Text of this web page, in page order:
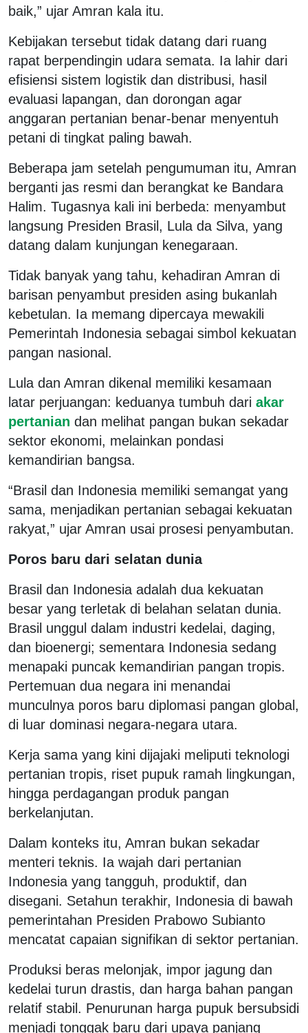
baik,” ujar Amran kala itu.
Kebijakan tersebut tidak datang dari ruang
rapat berpendingin udara semata. Ia lahir dari
efisiensi sistem logistik dan distribusi, hasil
evaluasi lapangan, dan dorongan agar
anggaran pertanian benar-benar menyentuh
petani di tingkat paling bawah.
Beberapa jam setelah pengumuman itu, Amran
berganti jas resmi dan berangkat ke Bandara
Halim. Tugasnya kali ini berbeda: menyambut
langsung Presiden Brasil, Lula da Silva, yang
datang dalam kunjungan kenegaraan.
Tidak banyak yang tahu, kehadiran Amran di
barisan penyambut presiden asing bukanlah
kebetulan. Ia memang dipercaya mewakili
Pemerintah Indonesia sebagai simbol kekuatan
pangan nasional.
Lula dan Amran dikenal memiliki kesamaan
latar perjuangan: keduanya tumbuh dari akar
pertanian dan melihat pangan bukan sekadar
sektor ekonomi, melainkan pondasi
kemandirian bangsa.
“Brasil dan Indonesia memiliki semangat yang
sama, menjadikan pertanian sebagai kekuatan
rakyat,” ujar Amran usai prosesi penyambutan.
Poros baru dari selatan dunia
Brasil dan Indonesia adalah dua kekuatan
besar yang terletak di belahan selatan dunia.
Brasil unggul dalam industri kedelai, daging,
dan bioenergi; sementara Indonesia sedang
menapaki puncak kemandirian pangan tropis.
Pertemuan dua negara ini menandai
munculnya poros baru diplomasi pangan global,
di luar dominasi negara-negara utara.
Kerja sama yang kini dijajaki meliputi teknologi
pertanian tropis, riset pupuk ramah lingkungan,
hingga perdagangan produk pangan
berkelanjutan.
Dalam konteks itu, Amran bukan sekadar
menteri teknis. Ia wajah dari pertanian
Indonesia yang tangguh, produktif, dan
disegani. Setahun terakhir, Indonesia di bawah
pemerintahan Presiden Prabowo Subianto
mencatat capaian signifikan di sektor pertanian.
Produksi beras melonjak, impor jagung dan
kedelai turun drastis, dan harga bahan pangan
relatif stabil. Penurunan harga pupuk bersubsidi
menjadi tonggak baru dari upaya panjang